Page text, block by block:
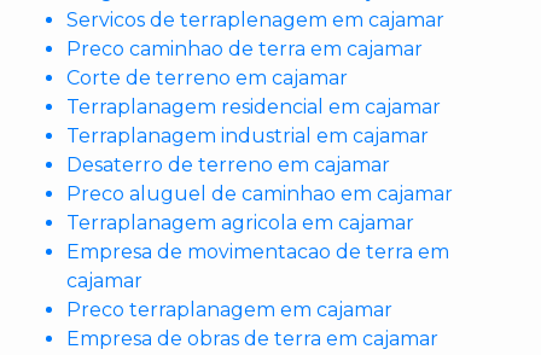
Servicos de terraplenagem em cajamar
Preco caminhao de terra em cajamar
Corte de terreno em cajamar
Terraplanagem residencial em cajamar
Terraplanagem industrial em cajamar
Desaterro de terreno em cajamar
Preco aluguel de caminhao em cajamar
Terraplanagem agricola em cajamar
Empresa de movimentacao de terra em
cajamar
Preco terraplanagem em cajamar
Empresa de obras de terra em cajamar